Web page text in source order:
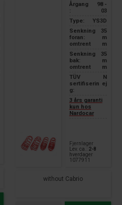
Årgang
:
98 -
03
Type:
YS3D
Senkning
foran:
omtrent
35
m
m
Senkning
bak:
omtrent
35
m
m
TÜV
sertifiserin
g:
N
ej
3 års garanti
kun hos
Nardocar
Fjernlager
Lev. ca.:
2-8
hverdager
1077911
without Cabrio